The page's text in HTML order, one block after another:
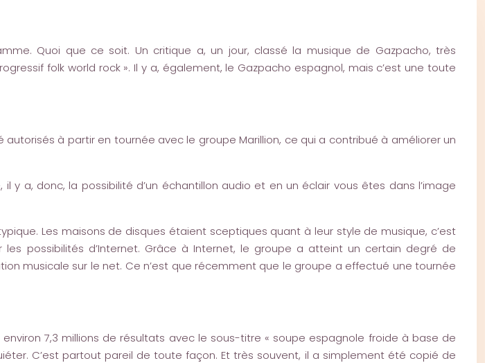
Quoi que ce soit. Un critique a, un jour, classé la musique de Gazpacho, très
folk world rock ». Il y a, également, le Gazpacho espagnol, mais c’est une toute
à partir en tournée avec le groupe Marillion, ce qui a contribué à améliorer un
a, donc, la possibilité d’un échantillon audio et en un éclair vous êtes dans l’image
Les maisons de disques étaient sceptiques quant à leur style de musique, c’est
possibilités d’Internet. Grâce à Internet, le groupe a atteint un certain degré de
musicale sur le net. Ce n’est que récemment que le groupe a effectué une tournée
7,3 millions de résultats avec le sous-titre « soupe espagnole froide à base de
C’est partout pareil de toute façon. Et très souvent, il a simplement été copié de